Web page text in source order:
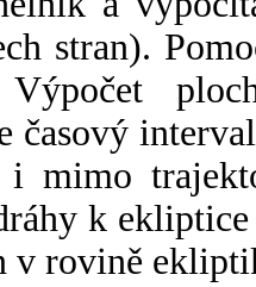
stran).
časový
mimo
k
v rovině